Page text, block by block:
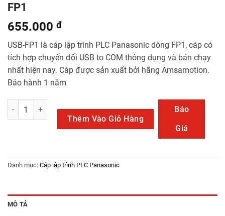
FP1
655.000 đ
USB-FP1 là cáp lập trình PLC Panasonic dòng FP1, cáp có
tích hợp chuyển đổi USB to COM thông dụng và bán chạy
nhất hiện nay. Cáp được sản xuất bởi hãng Amsamotion.
Bảo hành 1 năm
Cáp lập trình USB-FP1 cho PLC Panasonic FP1 số lượng
Thêm Vào Giỏ Hàng
Báo
Giá
Danh mục: Cáp lập trình PLC Panasonic
MÔ TẢ